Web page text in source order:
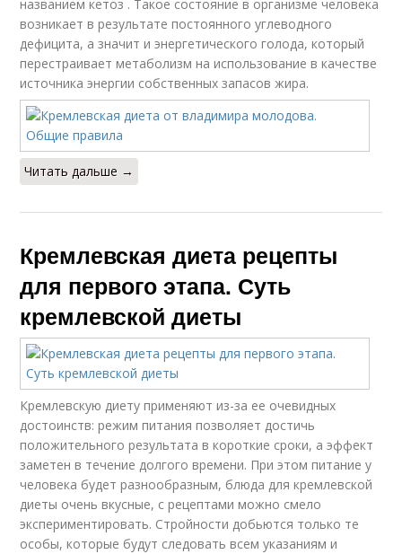
названием кетоз . Такое состояние в организме человека
возникает в результате постоянного углеводного
дефицита, а значит и энергетического голода, который
перестраивает метаболизм на использование в качестве
источника энергии собственных запасов жира.
Читать дальше →
Кремлевская диета рецепты
для первого этапа. Суть
кремлевской диеты
Кремлевскую диету применяют из-за ее очевидных
достоинств: режим питания позволяет достичь
положительного результата в короткие сроки, а эффект
заметен в течение долгого времени. При этом питание у
человека будет разнообразным, блюда для кремлевской
диеты очень вкусные, с рецептами можно смело
экспериментировать. Стройности добьются только те
особы, которые будут следовать всем указаниям и